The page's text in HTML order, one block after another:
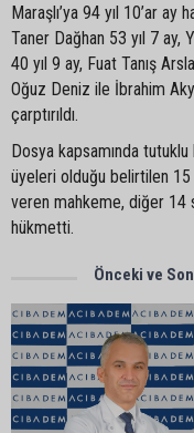
Maraşlı’ya 94 yıl 10’ar
Taner Dağhan 53 yıl 7 ay,
40 yıl 9 ay, Fuat Tanış
Oğuz Deniz ile İbrahim
çarptırıldı.
Dosya kapsamında
üyeleri olduğu belirtilen 15
veren mahkeme, diğer 14
hükmetti.
Önceki ve